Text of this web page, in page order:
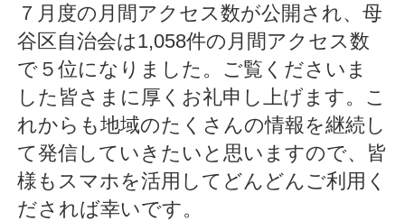
７月度の月間アクセス数が公開され、母
谷区自治会は1,058件の月間アクセス数
で５位になりました。ご覧くださいま
した皆さまに厚くお礼申し上げます。こ
れからも地域のたくさんの情報を継続し
て発信していきたいと思いますので、皆
様もスマホを活用してどんどんご利用く
だされば幸いです。